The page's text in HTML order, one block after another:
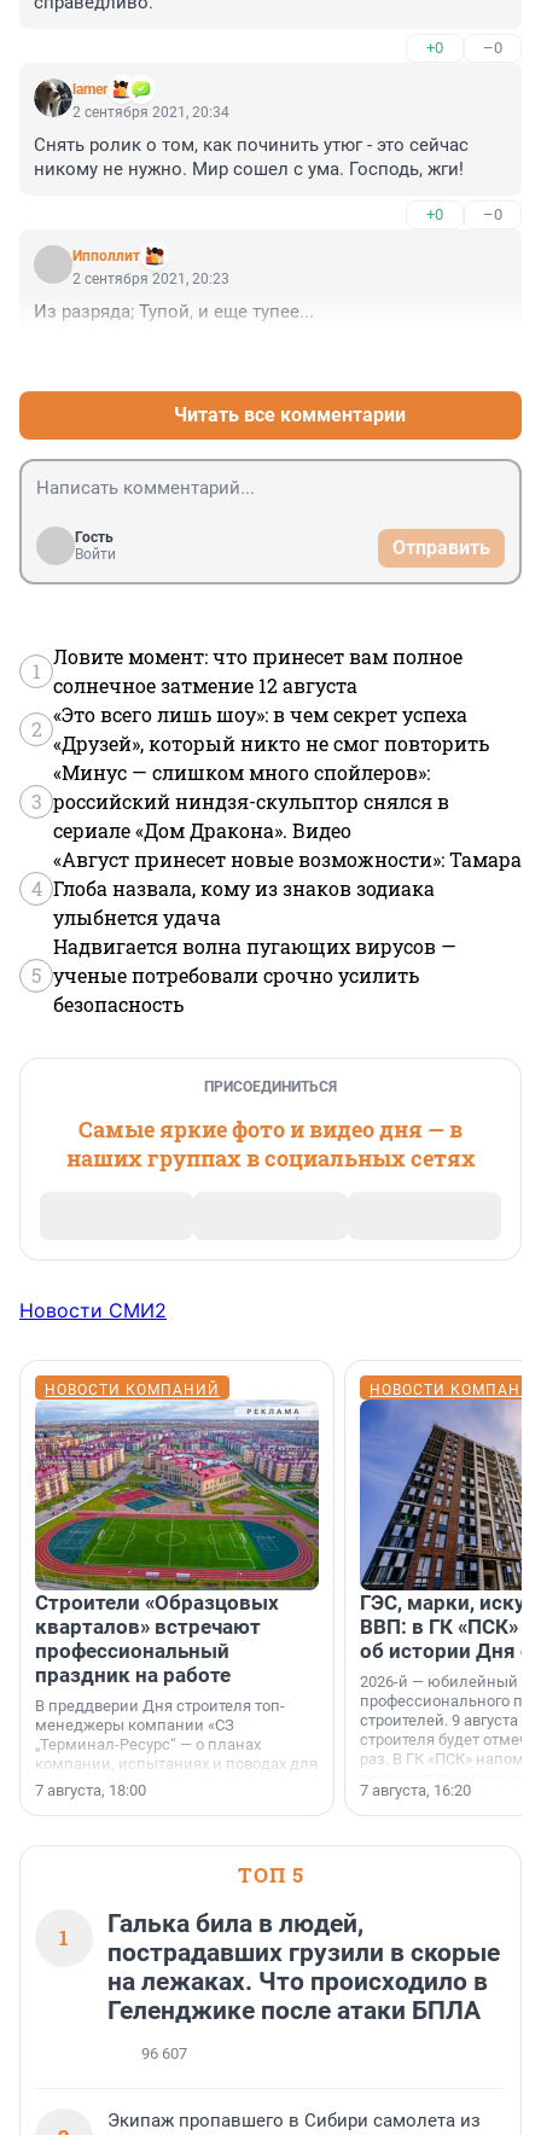
+0 –0
lamer
2 сентября 2021, 20:34
Снять ролик о том, как починить утюг - это сейчас
никому не нужно. Мир сошел с ума. Господь, жги!
+0 –0
Ипполлит
2 сентября 2021, 20:23
Из разряда; Тупой, и еще тупее...
Читать все комментарии
Гость
Войти
Отправить
1
Ловите момент: что принесет вам полное
солнечное затмение 12 августа
2
«Это всего лишь шоу»: в чем секрет успеха
«Друзей», который никто не смог повторить
3
«Минус — слишком много спойлеров»:
российский ниндзя-скульптор снялся в
сериале «Дом Дракона». Видео
4
«Август принесет новые возможности»: Тамара
Глоба назвала, кому из знаков зодиака
улыбнется удача
5
Надвигается волна пугающих вирусов —
ученые потребовали срочно усилить
безопасность
ПРИСОЕДИНИТЬСЯ
Самые яркие фото и видео дня — в
наших группах в социальных сетях
Новости СМИ2
НОВОСТИ КОМПАНИЙ
Строители «Образцовых
кварталов» встречают
профессиональный
праздник на работе
В преддверии Дня строителя топ-
менеджеры компании «СЗ
„Терминал-Ресурс“ — о планах
компании, испытаниях и поводах для
осторожного оптимизма.
7 августа, 18:00
НОВОСТИ
ГЭС, марки,
ВВП: в ГК «ПСК»
об истории Дня
2026-й — юбилейный
профессионального
строителей. 9 августа
строителя будет
раз. В ГК «ПСК»
поменялась роль
7 августа, 16:20
ТОП 5
1
Галька била в людей,
пострадавших грузили в скорые
на лежаках. Что происходило в
Геленджике после атаки БПЛА
96 607
Экипаж пропавшего в Сибири самолета из